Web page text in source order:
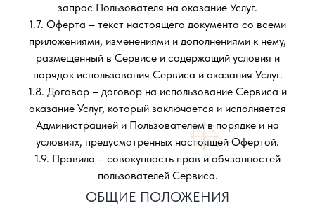
запрос Пользователя на оказание Услуг.
1.7. Оферта – текст настоящего документа со всеми
приложениями, изменениями и дополнениями к нему,
размещенный в Сервисе и содержащий условия и
порядок использования Сервиса и оказания Услуг.
1.8. Договор – договор на использование Сервиса и
оказание Услуг, который заключается и исполняется
Администрацией и Пользователем в порядке и на
условиях, предусмотренных настоящей Офертой.
1.9. Правила – совокупность прав и обязанностей
пользователей Сервиса.
ОБЩИЕ ПОЛОЖЕНИЯ